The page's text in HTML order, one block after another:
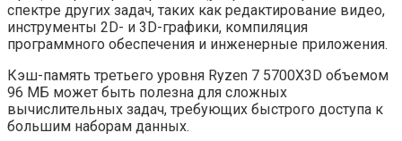
спектре других задач, таких как редактирование видео,
инструменты 2D- и 3D-графики, компиляция
программного обеспечения и инженерные приложения.
Кэш-память третьего уровня Ryzen 7 5700X3D объемом
96 МБ может быть полезна для сложных
вычислительных задач, требующих быстрого доступа к
большим наборам данных.